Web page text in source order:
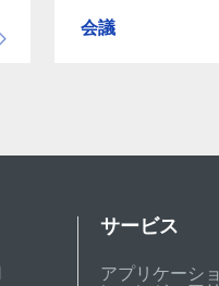
会議
サービス
アプリケーショ